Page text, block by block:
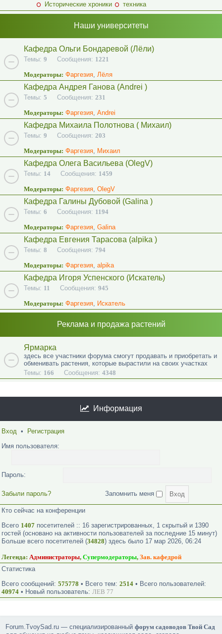
Исторические хроники
техника
Наши университеты
Кафедра Ольги Бондаревой (Лёли)
Темы: 9 Сообщения: 1221
Модераторы: Фаргезия, Лёля
Кафедра Андрея Ганова (Andrei )
Темы: 5 Сообщения: 231
Модераторы: Фаргезия, Andrei
Кафедра Михаила Полотнова ( Михаил)
Темы: 9 Сообщения: 203
Модераторы: Фаргезия, Михаил
Кафедра Олега Васильева (OlegV)
Темы: 14 Сообщения: 1459
Модераторы: Фаргезия, OlegV
Кафедра Галины Дубовой (Galina )
Темы: 6 Сообщения: 1194
Модераторы: Фаргезия, Galina
Кафедра Евгения Тарасова (alpika )
Темы: 8 Сообщения: 794
Модераторы: Фаргезия, alpika
Кафедра Игоря Успенского (Искатель)
Темы: 11 Сообщения: 945
Модераторы: Фаргезия, Искатель
Реклама и продажа растений
Ярмарка
здесь все участники форума смогут продавать и приобретать и
обменивать растения, которые вырастили на своих участках
Темы: 166 Сообщения: 4348
Информация
Вход •
Регистрация
Имя пользователя:
Пароль:
Забыли пароль? Запомнить меня
Кто сейчас на конференции
Всего 1407 посетителей :: 16 зарегистрированных, 1 скрытый и 1390
гостей (основано на активности пользователей за последние 15 минут)
Больше всего посетителей (34828) здесь было 17 мар 2026, 06:24
Легенда: Администраторы, Супермодераторы, Зав. кафедрой
Статистика
Всего сообщений: 575778 • Всего тем: 2514 • Всего пользователей:
40974 • Новый пользователь: ЛЕВ 77
Forum.TvoySad.ru — специализированныйфорум садоводов Твой Сад